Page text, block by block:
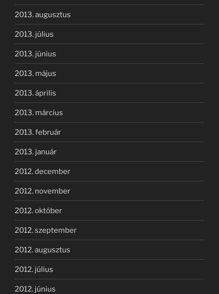
2013. augusztus
2013. július
2013. június
2013. május
2013. április
2013. március
2013. február
2013. január
2012. december
2012. november
2012. október
2012. szeptember
2012. augusztus
2012. július
2012. június